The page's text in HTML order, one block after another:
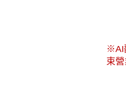
※AI
束